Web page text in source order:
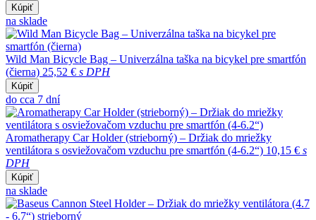
Kúpiť
na sklade
Wild Man Bicycle Bag – Univerzálna taška na bicykel pre smartfón
(čierna) 25,52 € s DPH
Kúpiť
do cca 7 dní
Aromatherapy Car Holder (strieborný) – Držiak do mriežky
ventilátora s osviežovačom vzduchu pre smartfón (4-6.2“) 10,15 € s
DPH
Kúpiť
na sklade